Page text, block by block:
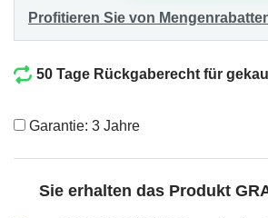
Profitieren Sie von
50 Tage Rückgaberecht für
Garantie: 3 Jahre
Sie erhalten das Produkt